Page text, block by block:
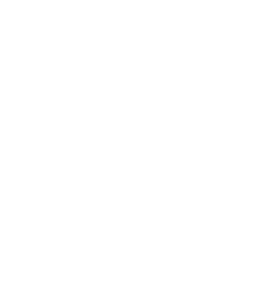
có 4GB VRAM giúp hạn chế